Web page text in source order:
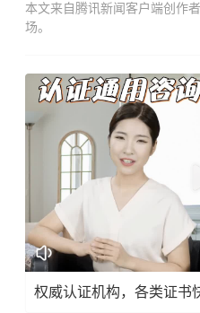
本文来自腾讯新闻客户端创作
场。
权威认证机构，各类证书